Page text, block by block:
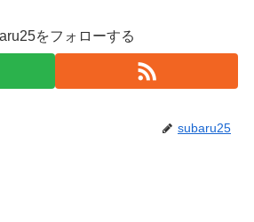
をフォローする
subaru25